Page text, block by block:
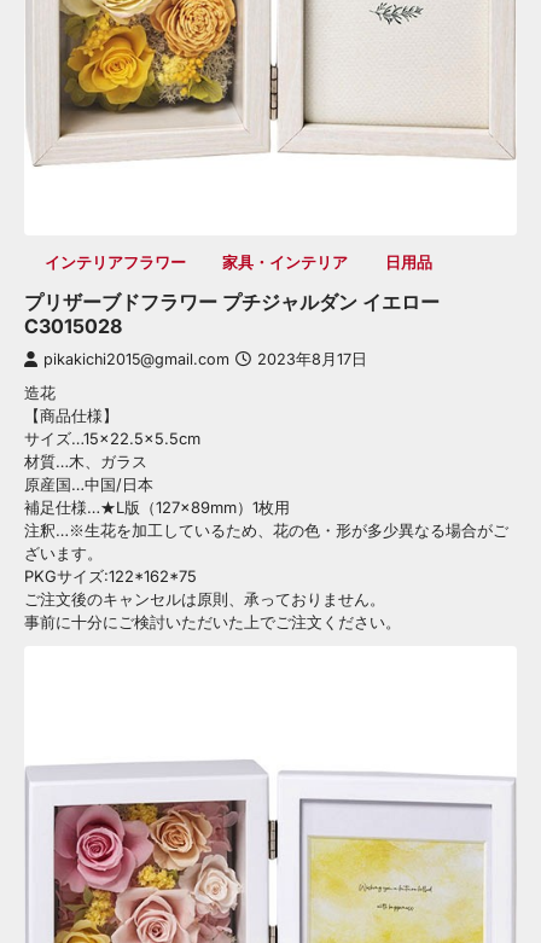
インテリアフラワー 家具・インテリア 日用品
プリザーブドフラワー プチジャルダン イエロー
C3015028
pikakichi2015@gmail.com 2023年8月17日
造花
【商品仕様】
サイズ…15×22.5×5.5cm
材質…木、ガラス
原産国…中国/日本
補足仕様…★L版（127×89mm）1枚用
注釈…※生花を加工しているため、花の色・形が多少異なる場合がご
ざいます。
PKGサイズ:122*162*75
ご注文後のキャンセルは原則、承っておりません。
事前に十分にご検討いただいた上でご注文ください。